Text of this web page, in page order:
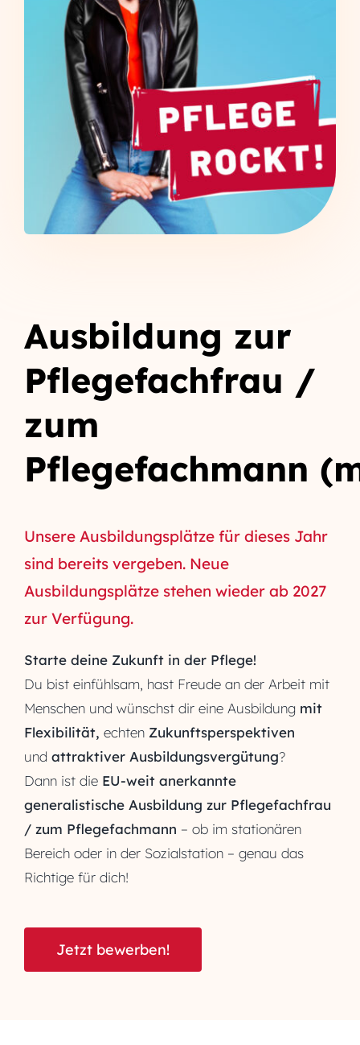
Kontakt
Ausbildung zur
Pflegefachfrau /
zum
Pflegefachmann
Unsere Ausbildungsplätze für dieses Jahr
sind bereits vergeben. Neue
Ausbildungsplätze stehen wieder ab 2027
zur Verfügung.
Starte deine Zukunft in der Pflege!
Du bist einfühlsam, hast Freude an der Arbeit mit
Menschen und wünschst dir eine Ausbildung mit
Flexibilität, echten Zukunftsperspektiven
und attraktiver Ausbildungs­vergütung?
Dann ist die EU-weit anerkannte
generalistische Ausbildung zur Pflegefachfrau
/ zum Pflegefachmann – ob im stationären
Bereich oder in der Sozialstation – genau das
Richtige für dich!
Jetzt bewerben!